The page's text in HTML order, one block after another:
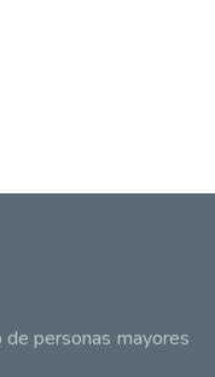
de personas mayores